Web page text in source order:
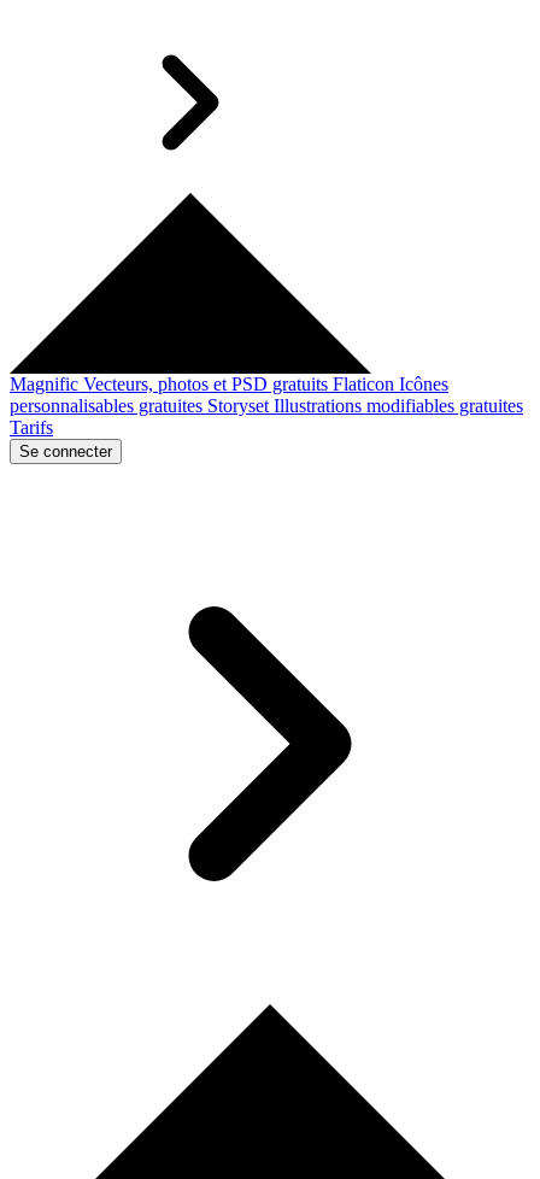
Magnific Vecteurs, photos et PSD gratuits Flaticon Icônes
personnalisables gratuites Storyset Illustrations modifiables gratuites
Tarifs
Se connecter